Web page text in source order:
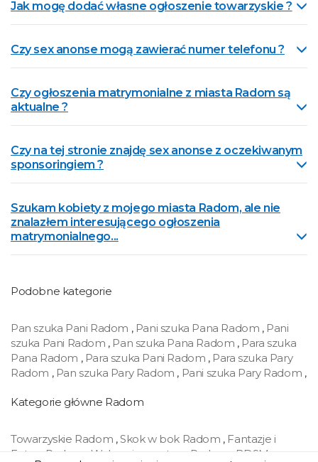
Jak mogę dodać własne ogłoszenie towarzyskie ?
Czy sex anonse mogą zawierać numer telefonu ?
Czy ogłoszenia matrymonialne z miasta Radom są
aktualne ?
Czy na tej stronie znajdę sex anonse z oczekiwanym
sponsoringiem ?
Szukam kobiety z mojego miasta Radom, ale nie
znalazłem interesującego ogłoszenia
matrymonialnego...
Podobne kategorie
Pan szuka Pani Radom , Pani szuka Pana Radom , Pani
szuka Pani Radom , Pan szuka Pana Radom , Para szuka
Pana Radom , Para szuka Pani Radom , Para szuka Pary
Radom , Pan szuka Pary Radom , Pani szuka Pary Radom ,
Kategorie główne Radom
Towarzyskie Radom ,Skok w bok Radom , Fantazje i
Fetysz Radom
,Wakacyjny partner Radom BDSM